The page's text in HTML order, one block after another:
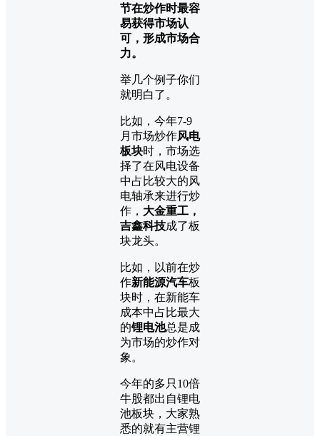
节在炒作时最容
易获得市场认
可，形成市场合
力。
举几个例子你们
就明白了。
比如，今年7-9
月市场炒作风电
板块时，市场选
择了在风电设备
中占比较大的风
电轴承来进行炒
作， 大金重工，
吉鑫科技成了板
块龙头。
比如，以前在炒
作新能源汽车板
块时，在新能车
成本中占比最大
的锂电池总是成
为市场的炒作对
象。
今年的多只10倍
牛股都出自锂电
池板块，大家熟
悉的就有主营锂